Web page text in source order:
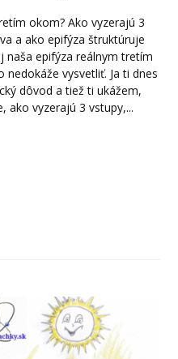
okom? Ako vyzerajú 3
a ako epifýza štruktúruje
naša epifýza reálnym tretím
vysvetliť. Ja ti dnes
dôvod a tiež ti ukážem,
ako vyzerajú 3 vstupy,...